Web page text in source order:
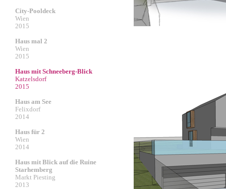
City-Pooldeck
Wien
2015
Haus mal 2
Wien
2015
Haus mit Schneeberg-Blick
Katzelsdorf
2015
Haus am See
Felixdorf
2014
Haus für 2
Wien
2014
Haus mit Blick auf die Ruine
Starhemberg
Markt Piesting
2013